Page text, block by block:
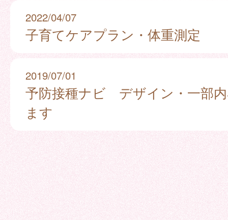
2022/04/07
子育てケアプラン・体重測定
2019/07/01
予防接種ナビ デザイン・一部
ます